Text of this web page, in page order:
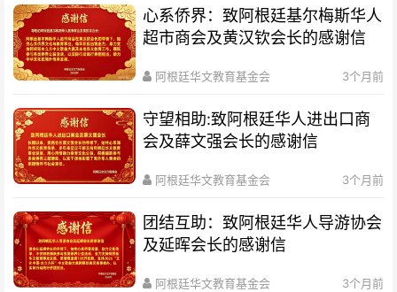
心系侨界​：致阿根廷基尔梅斯华人
超市商会及黄汉钦会长的感谢信
阿根廷华文教育基金会 3个月前
守望相助:致阿根廷华人进出口商
会及薛文强会长的感谢信
阿根廷华文教育基金会 3个月前
团结互助：致阿根廷华人导游协会
及延晖会长的感谢信
阿根廷华文教育基金会 3个月前